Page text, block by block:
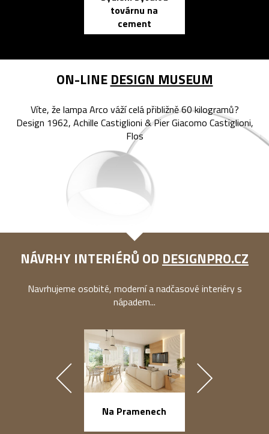
továrnu na
cement
ON-LINE DESIGN MUSEUM
Víte, že lampa Arco váží celá přibližně 60 kilogramů?
Design 1962, Achille Castiglioni & Pier Giacomo Castiglioni,
Flos
NÁVRHY INTERIÉRŮ OD DESIGNPRO.CZ
Navrhujeme osobité, moderní a nadčasové interiéry s
nápadem...
Na Pramenech